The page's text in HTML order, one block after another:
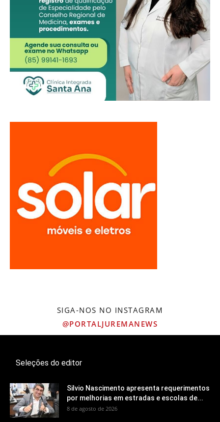
SIGA-NOS NO INSTAGRAM
@PORTALJUREMANEWS
Seleções do editor
Silvio Nascimento apresenta requerimentos
por melhorias em estradas e escolas de...
8 de agosto de 2026